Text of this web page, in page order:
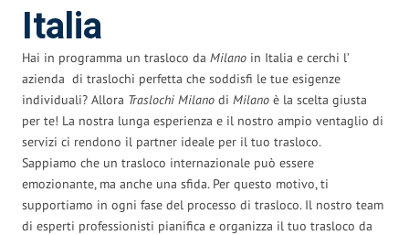
Italia
Hai in programma un trasloco da Milano in Italia e cerchi l’
azienda di traslochi perfetta che soddisfi le tue esigenze
individuali? Allora Traslochi Milano di Milano è la scelta giusta
per te! La nostra lunga esperienza e il nostro ampio ventaglio di
servizi ci rendono il partner ideale per il tuo trasloco.
Sappiamo che un trasloco internazionale può essere
emozionante, ma anche una sfida. Per questo motivo, ti
supportiamo in ogni fase del processo di trasloco. Il nostro team
di esperti professionisti pianifica e organizza il tuo trasloco da